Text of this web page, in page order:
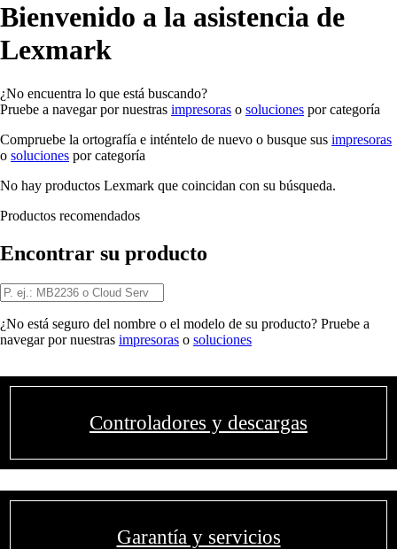
Bienvenido a la asistencia de
Lexmark
¿No encuentra lo que está buscando?
Pruebe a navegar por nuestras impresoras o soluciones por categoría
Compruebe la ortografía e inténtelo de nuevo o busque sus impresoras
o soluciones por categoría
No hay productos Lexmark que coincidan con su búsqueda.
Productos recomendados
Encontrar su producto
¿No está seguro del nombre o el modelo de su producto? Pruebe a
navegar por nuestras impresoras o soluciones
Controladores y descargas
Garantía y servicios